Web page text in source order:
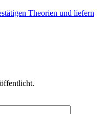
Theorien und liefern